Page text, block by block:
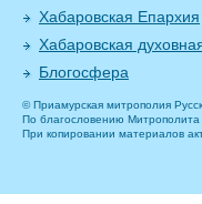
Хабаровская Епархия
Хабаровская
Блогосфера
© Приамурская митрополия
По благословению Митрополита
При копировании материалов